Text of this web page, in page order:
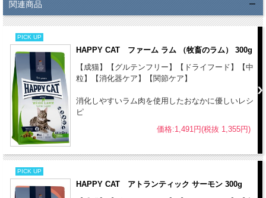
酸カルシウム、亜セレン酸ナトリウム)その他栄養素(DLメチオニン、
タウリン、コリン)、天然由来トコフェロール(酸化防止剤として)(*乾
燥)(**乾燥一部加水分解)
成分：
粗タンパク質 - 36 %
粗脂肪 - 9 %
粗繊維 - 3.5 %
粗灰分 - 7 %
粗炭水化物 - 35.5 %
水分 - 9 %
オメガ6脂肪酸 - 2.5 %
オメガ3脂肪酸 - 0.3 %
カルシウム - 1.15 %
関連商品
PICK UP
HAPPY CAT ファーム ラム （牧畜のラム） 300g
【成猫】【グルテンフリー】【ドライフード】【中
粒】【消化器ケア】【関節ケア】
消化しやすいラム肉を使用したおなかに優しいレシ
ピ
価格:1,491円(税抜 1,355円)
PICK UP
HAPPY CAT アトランティック サーモン 300g